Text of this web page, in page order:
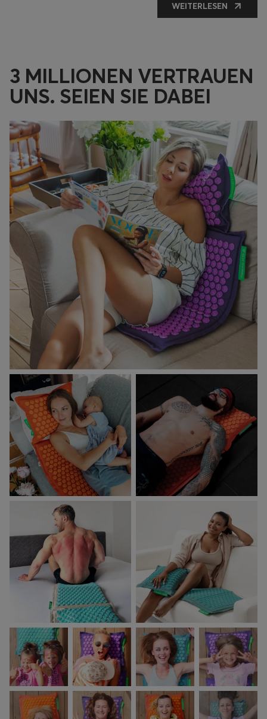
WEITERLESEN
3 MILLIONEN VERTRAUEN
UNS. SEIEN SIE DABEI